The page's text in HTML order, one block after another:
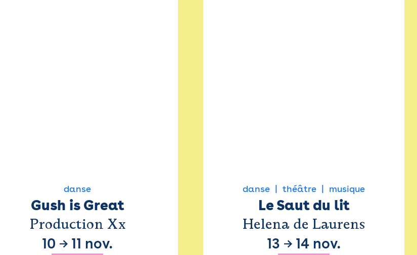
danse
Gush is Great
Production Xx
10 → 11 nov.
danse théâtre musique
Le Saut du lit
Helena de Laurens
13 → 14 nov.